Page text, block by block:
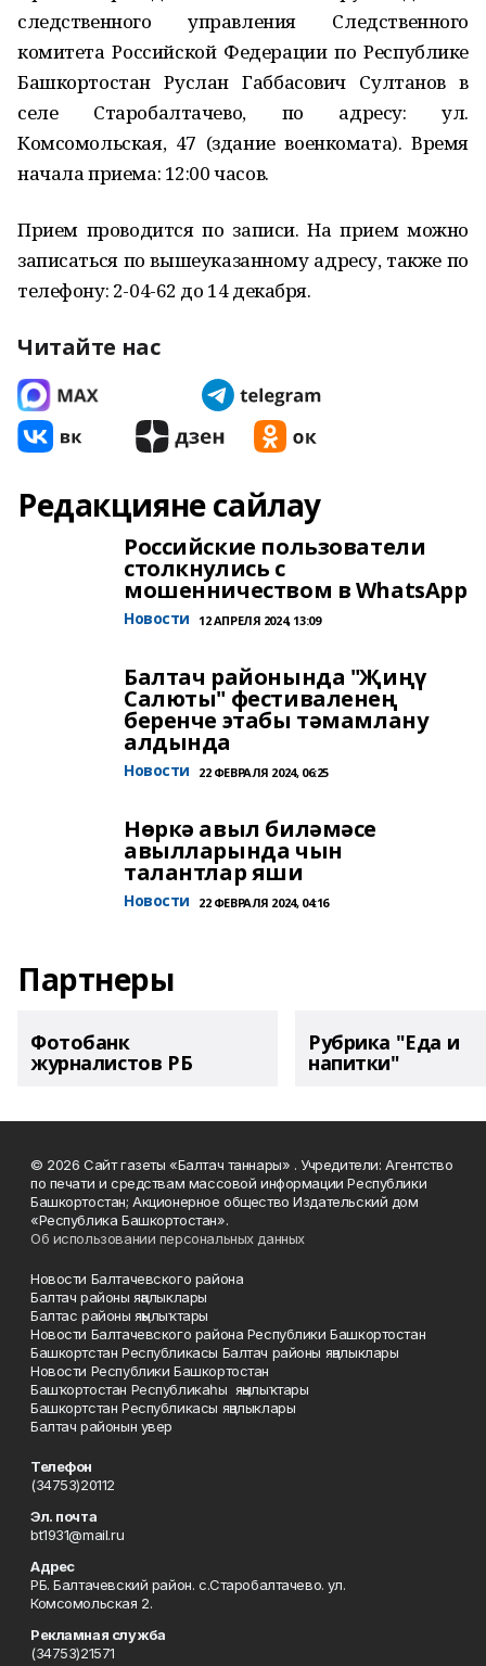
следственного управления Следственного
комитета Российской Федерации по Республике
Башкортостан Руслан Габбасович Султанов в
селе Старобалтачево, по адресу: ул.
Комсомольская, 47 (здание военкомата). Время
начала приема: 12:00 часов.
Прием проводится по записи. На прием можно
записаться по вышеуказанному адресу, также по
телефону: 2-04-62 до 14 декабря.
Читайте нас
Редакцияне сайлау
Российские пользователи
столкнулись с
мошенничеством в WhatsApp
Новости 12 АПРЕЛЯ 2024, 13:09
Балтач районында "Җиңү
Салюты" фестиваленең
беренче этабы тәмамлану
алдында
Новости 22 ФЕВРАЛЯ 2024, 06:25
Нөркә авыл биләмәсе
авылларында чын
талантлар яши
Новости 22 ФЕВРАЛЯ 2024, 04:16
Партнеры
Фотобанк
журналистов РБ
Рубрика "Еда и
напитки"
© 2026 Сайт газеты «Балтач таннары» . Учредители: Агентство
по печати и средствам массовой информации Республики
Башкортостан; Акционерное общество Издательский дом
«Республика Башкортостан».
Об использовании персональных данных
Новости Балтачевского района
Балтач районы яңалыклары
Балтас районы яңылыҡтары
Новости Балтачевского района Республики Башкортостан
Башкортстан Республикасы Балтач районы яңалыклары
Новости Республики Башкортостан
Башҡортостан Республикаһы яңылыҡтары
Башкортстан Республикасы яңалыклары
Балтач районын увер
Телефон
(34753)20112
Эл. почта
bt1931@mail.ru
Адрес
РБ. Балтачевский район. с.Старобалтачево. ул.
Комсомольская 2.
Рекламная служба
(34753)21571